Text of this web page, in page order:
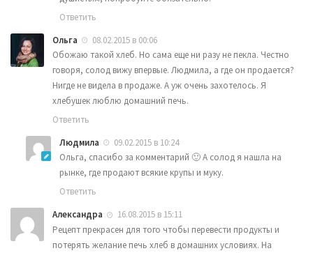
Ответить
Ольга
08.02.2015 в 00:06
Обожаю такой хлеб. Но сама еще ни разу не пекла. Честно
говоря, солод вижу впервые. Людмила, а где он продается?
Нигде не видела в продаже. А уж очень захотелось. Я
хлебушек люблю домашний печь.
Ответить
Людмила
09.02.2015 в 10:24
Ольга, спасибо за комментарий 🙂 А солод я нашла на
рынке, где продают всякие крупы и муку.
Ответить
Александра
16.08.2015 в 15:11
Рецепт прекрасен для того чтобы перевести продукты и
потерять желание печь хлеб в домашних условиях. На